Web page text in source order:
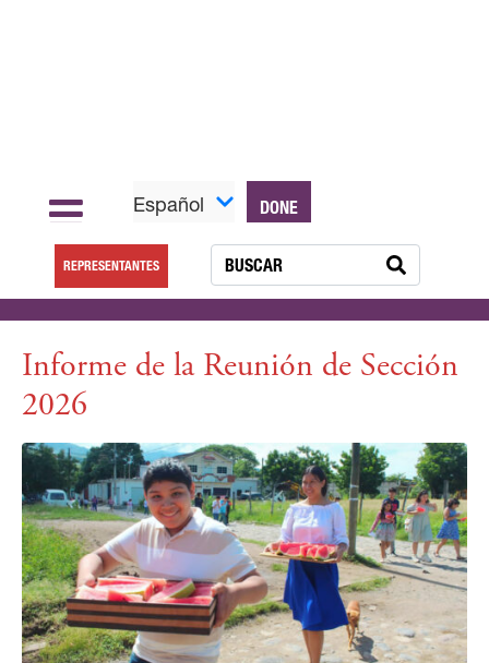
Español DONE
REPRESENTANTES
Informe de la Reunión de Sección
2026